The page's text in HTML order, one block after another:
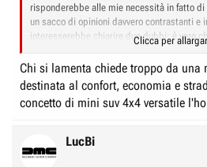
risponderebbe alle mie necessità in fatto
un sacco di opinioni davvero contrastanti e
interesserebbe chiarire due dubbi: è vero
pietosi come vengono descritti in giro?
aver fatto un acquisto sbagliato di impulso.
voglia di rispondermi
Clicca per
Chi si lamenta chiede troppo da una
destinata al confort, economia e
concetto di mini suv 4x4 versatile
LucBi